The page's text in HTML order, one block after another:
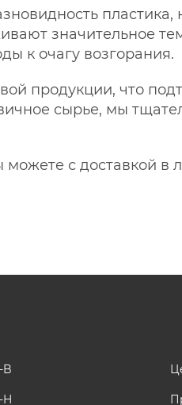
значительное
к очагу возгорания.
продукции, что
сырье, мы
можете с доставкой
B